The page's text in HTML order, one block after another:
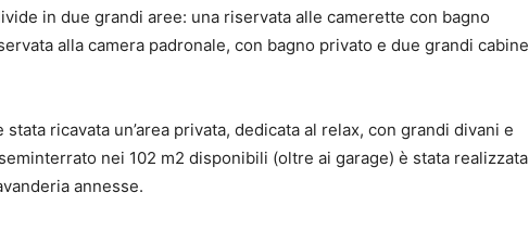
in due grandi aree: una riservata alle camerette con bagno
alla camera padronale, con bagno privato e due grandi cabine
ricavata un’area privata, dedicata al relax, con grandi divani e
nei 102 m2 disponibili (oltre ai garage) è stata realizzata
annesse.